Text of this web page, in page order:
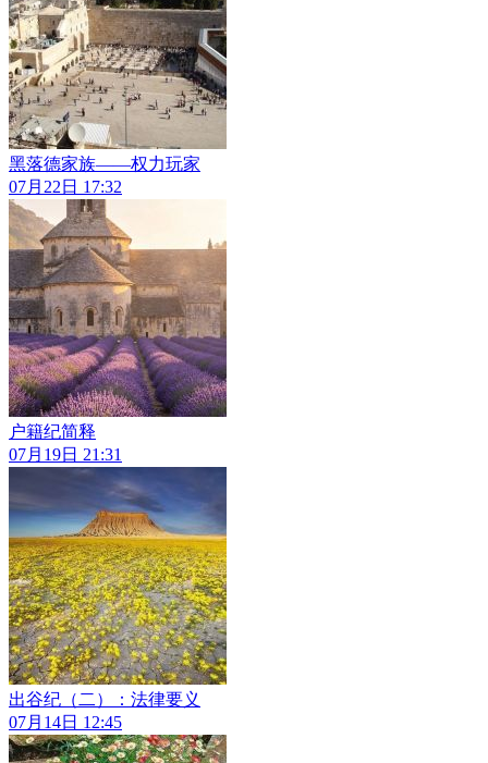
黑落德家族——权力玩家
07月22日 17:32
户籍纪简释
07月19日 21:31
出谷纪（二）：法律要义
07月14日 12:45